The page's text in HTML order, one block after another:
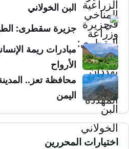
البن الخولاني
جزيرة سقطرى:
مبادرات ريمة
الأرواح
محافظة تعز..
اليمن
اختيارات المحررين